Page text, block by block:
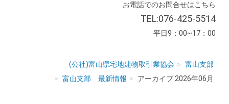
お電話でのお問合せはこちら
TEL:076-425-5514
平日9：00~17：00
(公社)富山県宅地建物取引業協会
富山支部
富山支部 最新情報
アーカイブ 2026年06月